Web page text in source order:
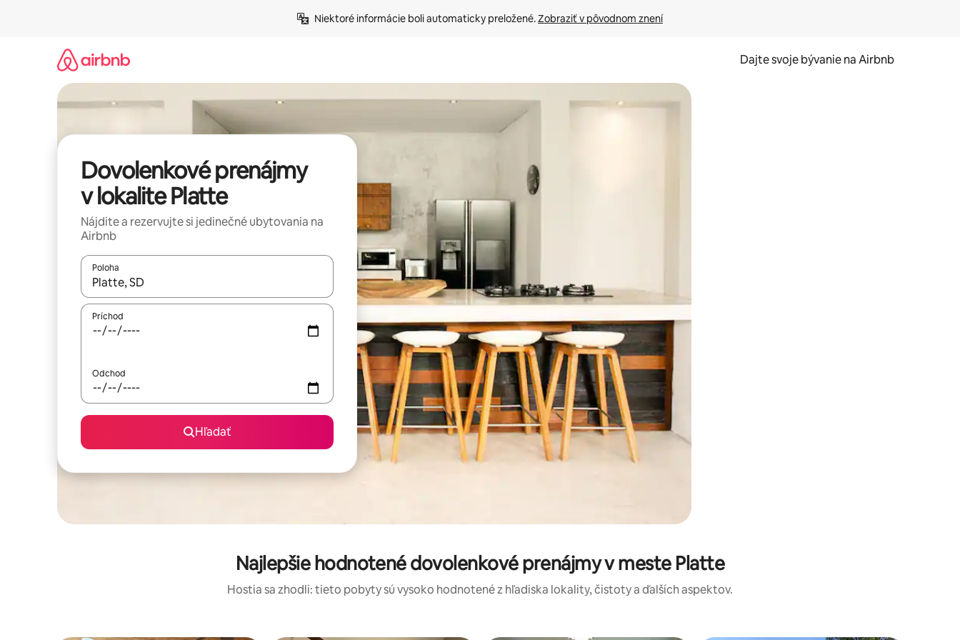
Niektoré informácie boli automaticky preložené. Zobraziť v pôvodnom znení
Dajte svoje bývanie na Airbnb
Dovolenkové prenájmy
v lokalite Platte
Nájdite a rezervujte si jedinečné ubytovania na
Airbnb
Poloha
Keď budú výsledky k dispozícii, môžete si ich prechádzať pomocou klávesov so šípkami nahor a nadol alebo ich preskúmať pomocou dotykových gest či potiahnutia prstom.
Príchod
Odchod
Hľadať
Najlepšie hodnotené dovolenkové prenájmy v meste Platte
Hostia sa zhodli: tieto pobyty sú vysoko hodnotené z hľadiska lokality, čistoty a ďalších aspektov.